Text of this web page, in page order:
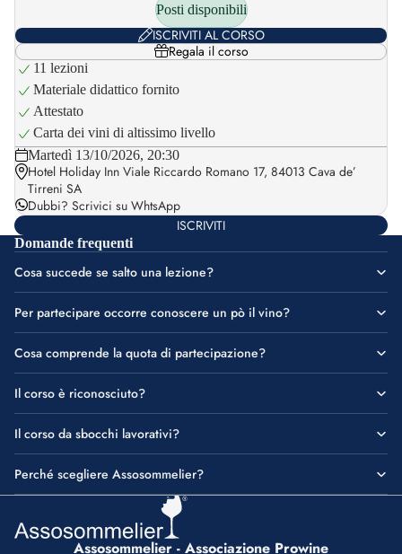
Posti disponibili
ISCRIVITI AL CORSO
Regala il corso
11 lezioni
Materiale didattico fornito
Attestato
Carta dei vini di altissimo livello
Martedì 13/10/2026, 20:30
Hotel Holiday Inn Viale Riccardo Romano 17, 84013 Cava de’
Tirreni SA
Dubbi? Scrivici su WhtsApp
ISCRIVITI
Domande frequenti
Cosa succede se salto una lezione?
Per partecipare occorre conoscere un pò il vino?
Cosa comprende la quota di partecipazione?
Il corso è riconosciuto?
Il corso da sbocchi lavorativi?
Perché scegliere Assosommelier?
Assosommelier - Associazione Prowine